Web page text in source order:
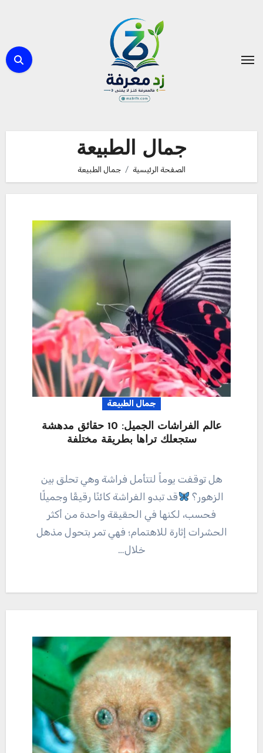
جمال الطبيعة
الصفحة الرئيسية جمال الطبيعة
جمال الطبيعة
عالم الفراشات الجميل: 10 حقائق مدهشة
ستجعلك تراها بطريقة مختلفة
هل توقفت يوماً لتتأمل فراشة وهي تحلق بين
الزهور؟
قد تبدو الفراشة كائنًا رقيقًا وجميلًا
فحسب، لكنها في الحقيقة واحدة من أكثر
الحشرات إثارة للاهتمام؛ فهي تمر بتحول مذهل
خلال…